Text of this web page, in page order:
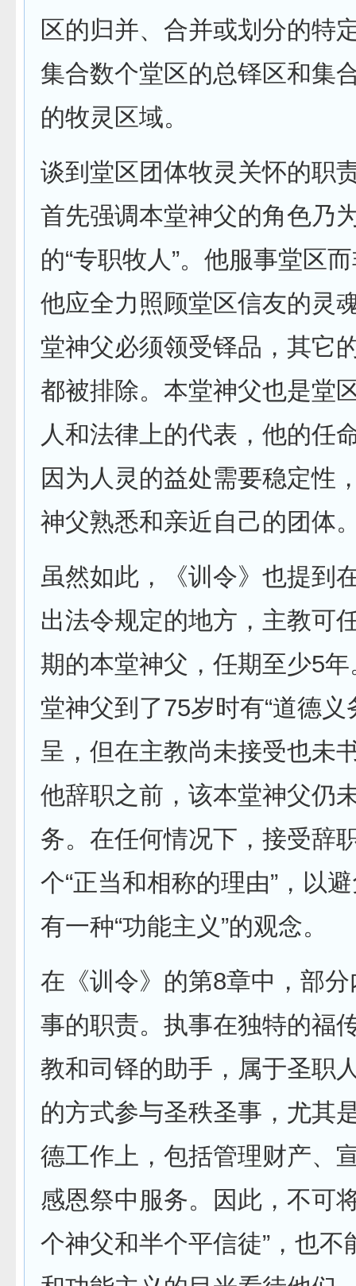
区的归并、合并或划分的特
集合数个堂区的总铎区和集
的牧灵区域。
谈到堂区团体牧灵关怀的职
首先强调本堂神父的角色乃
的“专职牧人”。他服事堂区
他应全力照顾堂区信友的灵
堂神父必须领受铎品，其它
都被排除。本堂神父也是堂
人和法律上的代表，他的任
因为人灵的益处需要稳定性
神父熟悉和亲近自己的团体
虽然如此，《训令》也提到
出法令规定的地方，主教可
期的本堂神父，任期至少5
堂神父到了75岁时有“道德义
呈，但在主教尚未接受也未
他辞职之前，该本堂神父仍
务。在任何情况下，接受辞
个“正当和相称的理由”，以
有一种“功能主义”的观念。
在《训令》的第8章中，部
事的职责。执事在独特的福
教和司铎的助手，属于圣职
的方式参与圣秩圣事，尤其
德工作上，包括管理财产、
感恩祭中服务。因此，不可
个神父和半个平信徒”，也不